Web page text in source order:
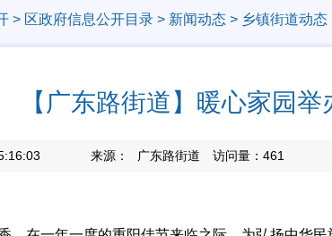
> 区政府信息公开目录 > 新闻动态 > 乡镇街道动态
【广东路街道】暖心家园
来源： 广东路街道 访问量： 461